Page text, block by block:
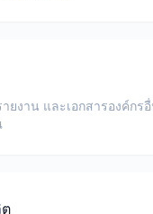
งาน และเอกสารองค์กร